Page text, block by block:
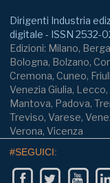
Dirigenti Industria
digitale - ISSN 2532-
Edizioni: Milano,
Bologna, Bolzano,
Cremona, Cuneo, Friuli
Venezia Giulia, Lecco,
Mantova, Padova,
Treviso, Varese,
Verona, Vicenza
#SEGUICI: